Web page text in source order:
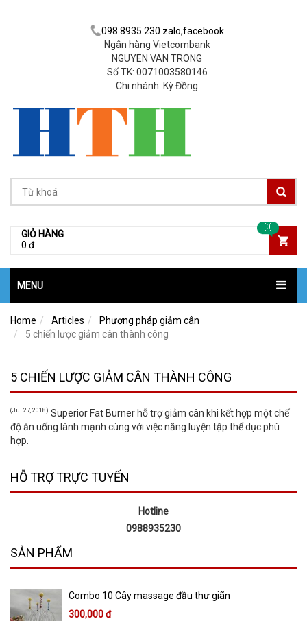
098.8935.230 zalo,facebook
Ngân hàng Vietcombank
NGUYEN VAN TRONG
Số TK: 0071003580146
Chi nhánh: Kỳ Đồng
GIỎ HÀNG
0 đ
[0]
MENU
Home Articles
Phương pháp giảm cân
5 chiến lược giảm cân thành công
5 CHIẾN LƯỢC GIẢM CÂN THÀNH CÔNG
(Jul 27, 2018) Superior Fat Burner hỗ trợ giảm cân khi kết hợp một chế
độ ăn uống lành mạnh cùng với việc năng luyện tập thể dục phù
hợp.
HỖ TRỢ TRỰC TUYẾN
Hotline
0988935230
SẢN PHẨM
Combo 10 Cây massage đầu thư giãn
300,000 đ